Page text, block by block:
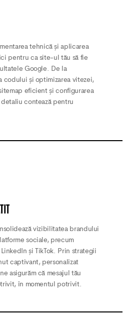
tehnică și aplicarea
pentru ca site-ul tău să fie
Google. De la
codului și optimizarea vitezei,
eficient și configurarea
contează pentru
vizibilitatea brandului
sociale, precum
și TikTok. Prin strategii
captivant, personalizat
asigurăm că mesajul tău
în momentul potrivit.